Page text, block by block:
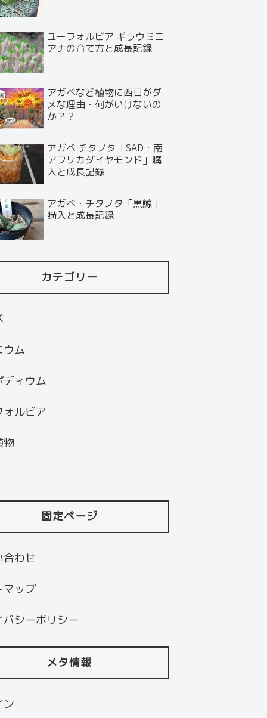
ユーフォルビア ギラウミニ
アナの育て方と成長記録
アガベなど植物に西日がダ
メな理由・何がいけないの
か？？
アガベ チタノタ「SAD・南
アフリカダイヤモンド」購
入と成長記録
アガベ・チタノタ「黒鯨」
購入と成長記録
カテゴリー
ウム
ディウム
ォルビア
物
固定ページ
合わせ
マップ
バシーポリシー
メタ情報
ン